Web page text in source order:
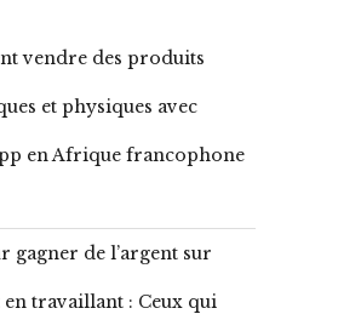
vendre des produits
et physiques avec
en Afrique francophone
gagner de l’argent sur
travaillant : Ceux qui